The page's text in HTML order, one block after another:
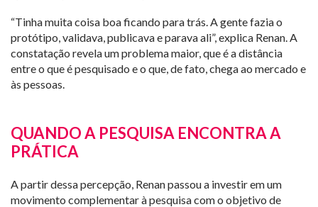
“Tinha muita coisa boa ficando para trás. A gente fazia o
protótipo, validava, publicava e parava ali”, explica Renan. A
constatação revela um problema maior, que é a distância
entre o que é pesquisado e o que, de fato, chega ao mercado e
às pessoas.
QUANDO A PESQUISA ENCONTRA A
PRÁTICA
A partir dessa percepção, Renan passou a investir em um
movimento complementar à pesquisa com o objetivo de